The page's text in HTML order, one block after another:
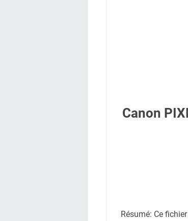
Canon
Résumé: Ce